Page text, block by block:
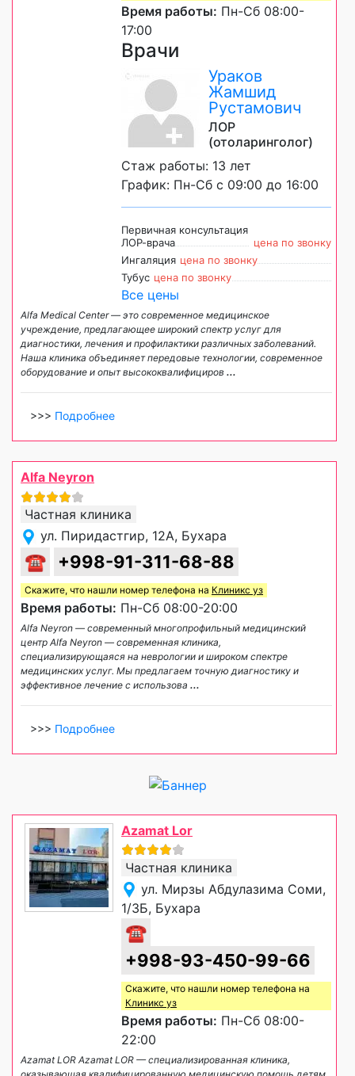
Время работы: Пн-Сб 08:00-
17:00
Врачи
Ураков
Жамшид
Рустамович
ЛОР
(отоларинголог)
Стаж работы: 13 лет
График: Пн-Сб с 09:00 до 16:00
Первичная консультация
ЛОР-врача
цена по звонку
Ингаляция цена по звонку
Тубус цена по звонку
Все цены
Alfa Medical Center — это современное медицинское
учреждение, предлагающее широкий спектр услуг для
диагностики, лечения и профилактики различных заболеваний.
Наша клиника объединяет передовые технологии, современное
оборудование и опыт высококвалифициров ...
>>> Подробнее
Alfa Neyron
Частная клиника
ул. Пиридастгир, 12A, Бухара
☎ +998-91-311-68-88
Скажите, что нашли номер телефона на Клиникс уз
Время работы: Пн-Сб 08:00-20:00
Alfa Neyron — современный многопрофильный медицинский
центр Alfa Neyron — современная клиника,
специализирующаяся на неврологии и широком спектре
медицинских услуг. Мы предлагаем точную диагностику и
эффективное лечение с использова ...
>>> Подробнее
Azamat Lor
Частная клиника
ул. Мирзы Абдулазима Соми,
1/3Б, Бухара
☎
+998-93-450-99-66
Скажите, что нашли номер телефона на
Клиникс уз
Время работы: Пн-Сб 08:00-
22:00
Azamat LOR Azamat LOR — специализированная клиника,